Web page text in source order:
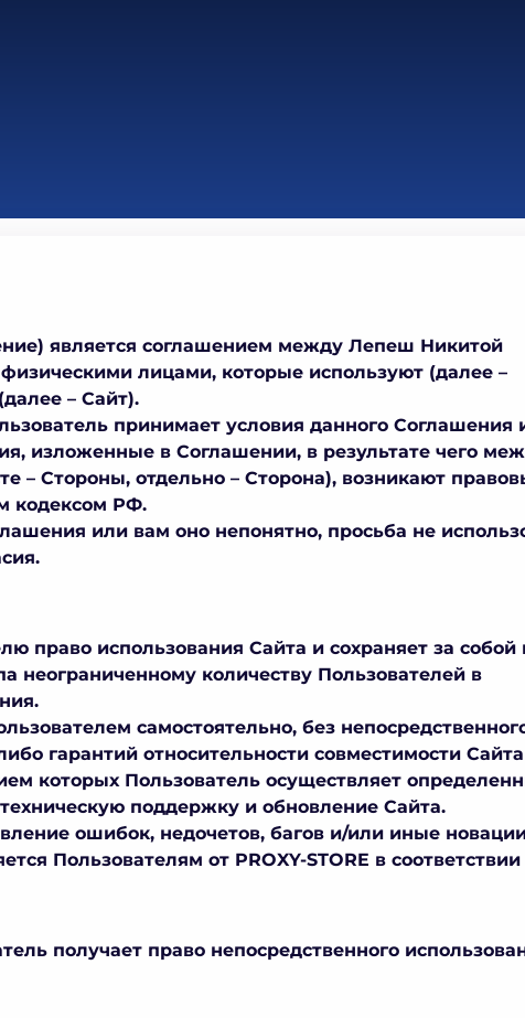
является соглашением между Лепеш Никитой
лицами, которые используют (далее –
– Сайт).
принимает условия данного Соглашения
изложенные в Соглашении, в результате чего
– Стороны, отдельно – Сторона), возникают
кодексом РФ.
или вам оно непонятно, просьба не
право использования Сайта и сохраняет за собой
неограниченному количеству Пользователей в
самостоятельно, без
гарантий относительности совместимости
которых Пользователь осуществляет
поддержку и обновление Сайта.
ошибок, недочетов, багов и/или иные
Пользователям от PROXY-STORE в соответствии
получает право непосредственного